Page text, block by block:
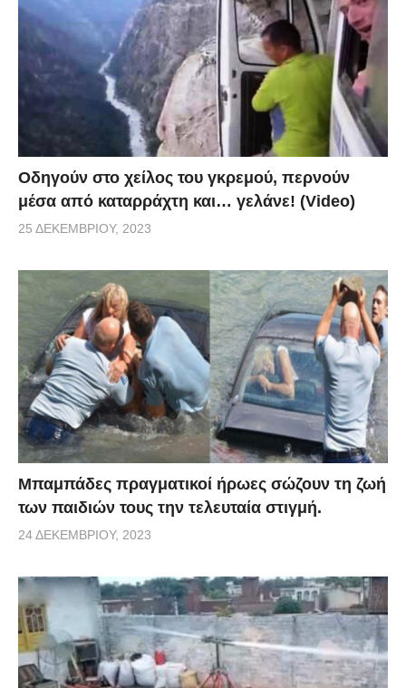
Οδηγούν στο χείλος του γκρεμού, περνούν
μέσα από καταρράχτη και… γελάνε! (Video)
25 ΔΕΚΕΜΒΡΊΟΥ, 2023
Μπαμπάδες πραγματικοί ήρωες σώζουν τη ζωή
των παιδιών τους την τελευταία στιγμή.
24 ΔΕΚΕΜΒΡΊΟΥ, 2023